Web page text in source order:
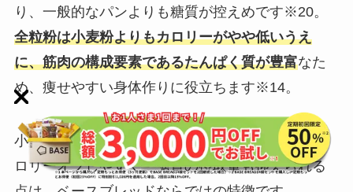
り、一般的なパンよりも糖質が控えめです※20。
全粒粉は小麦粉よりもカロリーがやや低いうえ
に、筋肉の構成要素であるたんぱく質が豊富なた
め、痩せやすい身体作りに役立ちます※14。
小麦粉やバターを使用して作るスコーンよりもカ
ロリーオフしやすく、糖質の摂取量も抑えられる